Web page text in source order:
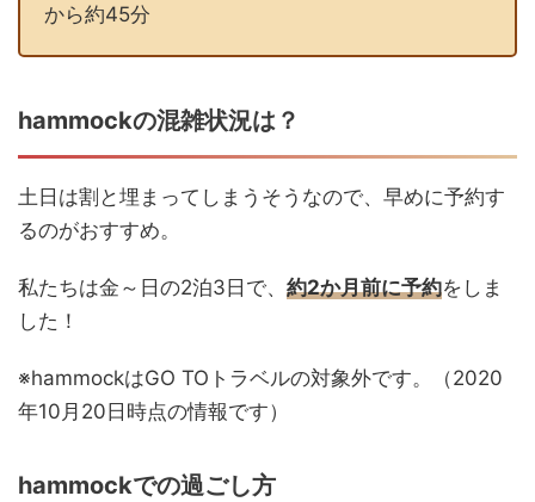
から約45分
hammockの混雑状況は？
土日は割と埋まってしまうそうなので、早めに予約す
るのがおすすめ。
私たちは金～日の2泊3日で、 約2か月前に予約をしま
した！
※hammockはGO TOトラベルの対象外です。（2020
年10月20日時点の情報です）
hammockでの過ごし方